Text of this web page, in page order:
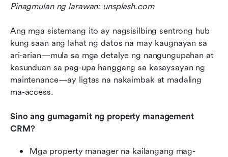
Pinagmulan ng larawan: unsplash.com
Ang mga sistemang ito ay nagsisilbing sentrong hub
kung saan ang lahat ng datos na may kaugnayan sa
ari-arian—mula sa mga detalye ng nangungupahan at
kasunduan sa pag-upa hanggang sa kasaysayan ng
maintenance—ay ligtas na nakaimbak at madaling
ma-access.
Sino ang gumagamit ng property management
CRM?
Mga property manager na kailangang mag-